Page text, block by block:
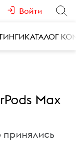
Войти
КАТАЛОГ
Max
принялись